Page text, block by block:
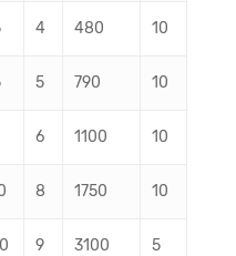
4 480 10
5 790 10
6 1100 10
8 1750 10
9 3100 5